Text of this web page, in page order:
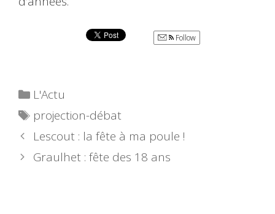
Follow
Catégories
L'Actu
Étiquettes
projection-débat
Lescout : la fête à ma poule !
Graulhet : fête des 18 ans